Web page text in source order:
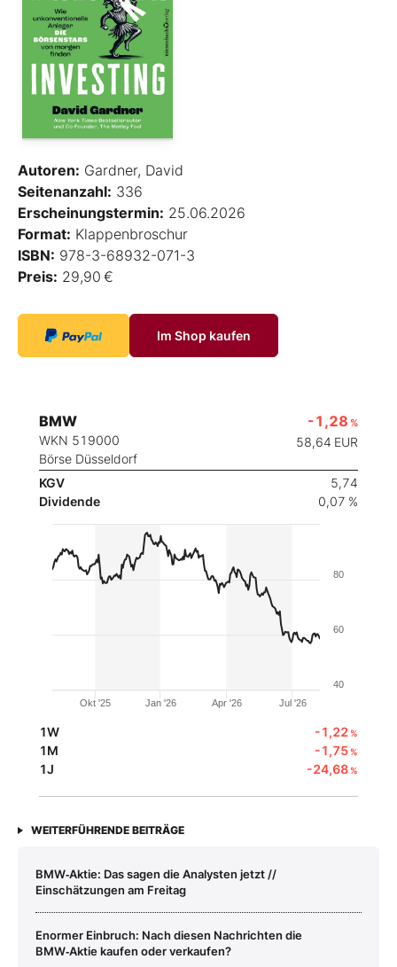
Autoren: Gardner, David
Seitenanzahl: 336
Erscheinungstermin: 25.06.2026
Format: Klappenbroschur
ISBN: 978-3-68932-071-3
Preis: 29,90 €
Im Shop kaufen
BMW
WKN 519000
Börse Düsseldorf
-1,28 %
58,64 EUR
KGV
5,74
Dividende
0,07 %
Okt '25 Jan '26 Apr '26 Jul '26
40
60
80
1W -1,22%
1M -1,75%
1J -24,68%
WEITERFÜHRENDE BEITRÄGE
BMW‑Aktie: Das sagen die Analysten jetzt //
Einschätzungen am Freitag
Enormer Einbruch: Nach diesen Nachrichten die
BMW‑Aktie kaufen oder verkaufen?